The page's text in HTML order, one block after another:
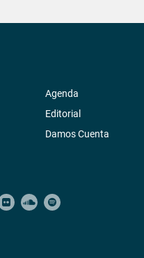
Agenda
Editorial
Damos Cuenta